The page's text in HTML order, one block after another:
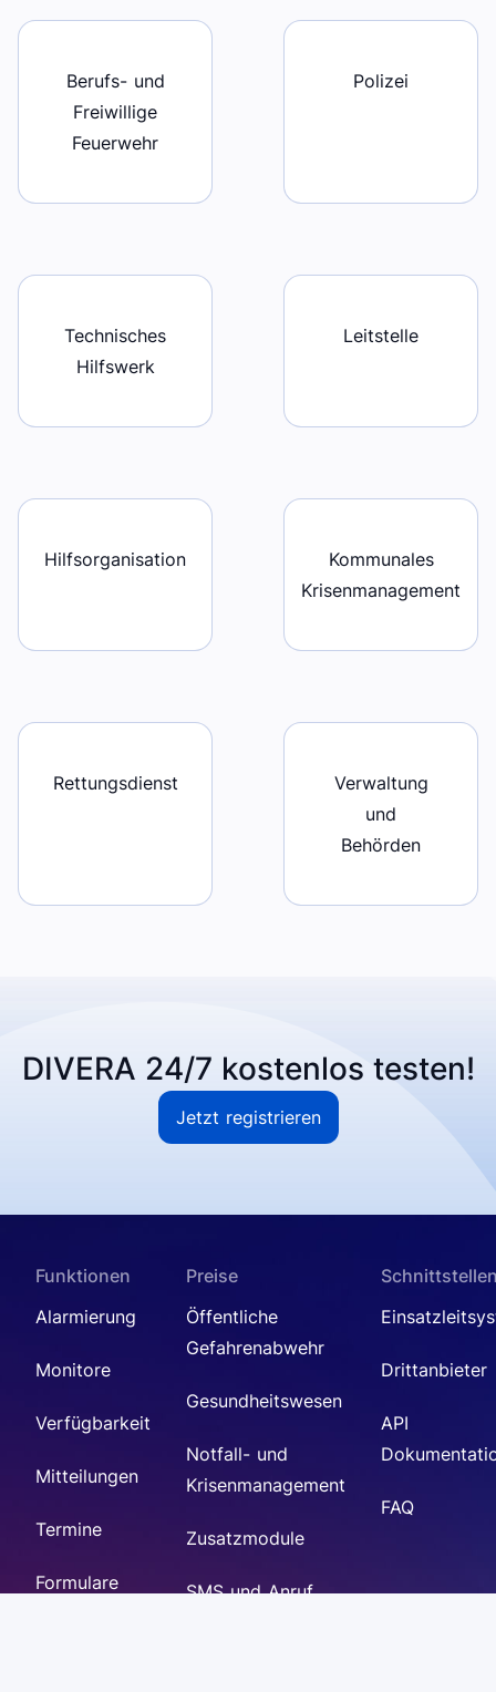
Berufs- und
Freiwillige
Feuerwehr
Polizei
Technisches
Hilfswerk
Leitstelle
Hilfsorganisation
Kommunales
Krisenmanagement
Rettungsdienst
Verwaltung
und
Behörden
DIVERA 24/7 kostenlos testen!
Jetzt registrieren
Funktionen
Alarmierung
Monitore
Verfügbarkeit
Mitteilungen
Termine
Formulare
Preise
Öffentliche
Gefahrenabwehr
Gesundheitswesen
Notfall- und
Krisenmanagement
Zusatzmodule
SMS und Anruf
Drittanbieter
API
FAQ